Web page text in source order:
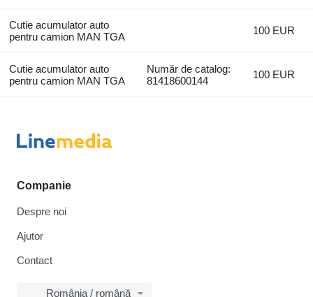
Cutie acumulator auto
pentru camion MAN TGA
100 EUR
Cutie acumulator auto
pentru camion MAN TGA
Număr de catalog:
81418600144
100 EUR
Companie
Despre noi
Ajutor
Contact
România / română